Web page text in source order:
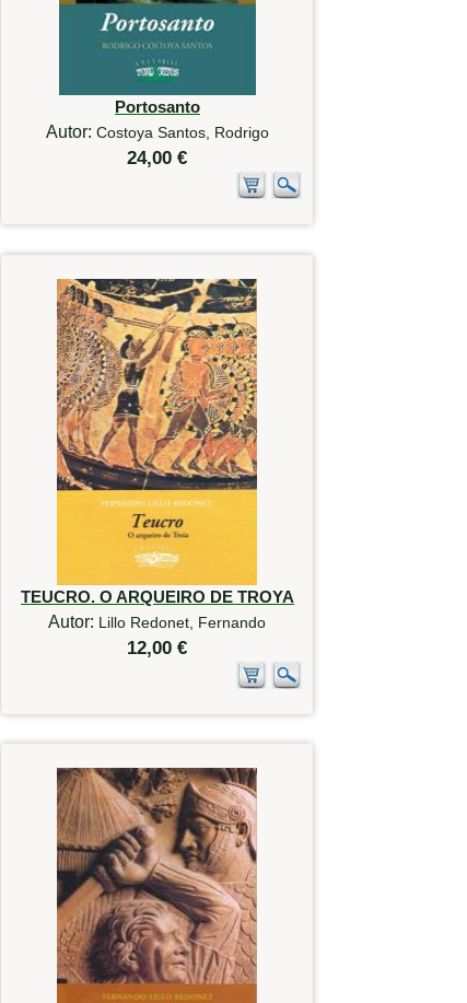
Portosanto
Autor: Costoya Santos, Rodrigo
24,00 €
TEUCRO. O ARQUEIRO DE TROYA
Autor: Lillo Redonet, Fernando
12,00 €